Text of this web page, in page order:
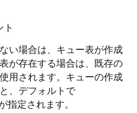
い場合は、キュー表が作成
が存在する場合は、既存の
用されます。キューの作成
、デフォルトで
指定されます。